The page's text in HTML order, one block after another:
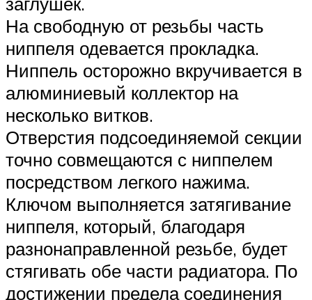
На свободную от резьбы часть
ниппеля одевается прокладка.
Ниппель осторожно вкручивается в
алюминиевый коллектор на
несколько витков.
Отверстия подсоединяемой секции
точно совмещаются с ниппелем
посредством легкого нажима.
Ключом выполняется затягивание
ниппеля, который, благодаря
разнонаправленной резьбе, будет
стягивать обе части радиатора. По
достижении предела соединения